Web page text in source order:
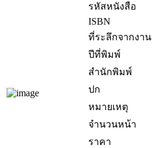
รหัสหนังสือ
ISBN
ที่ระลึกจากงาน
ปีที่พิมพ์
สำนักพิมพ์
ปก
หมายเหตุ
จำนวนหน้า
ราคา